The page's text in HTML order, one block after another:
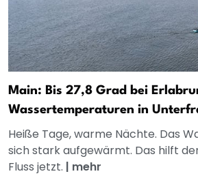
Main: Bis 27,8 Grad bei
Wassertemperaturen in
Heiße Tage, warme Nächte. Das
sich stark aufgewärmt. Das hilft
Fluss jetzt. | mehr